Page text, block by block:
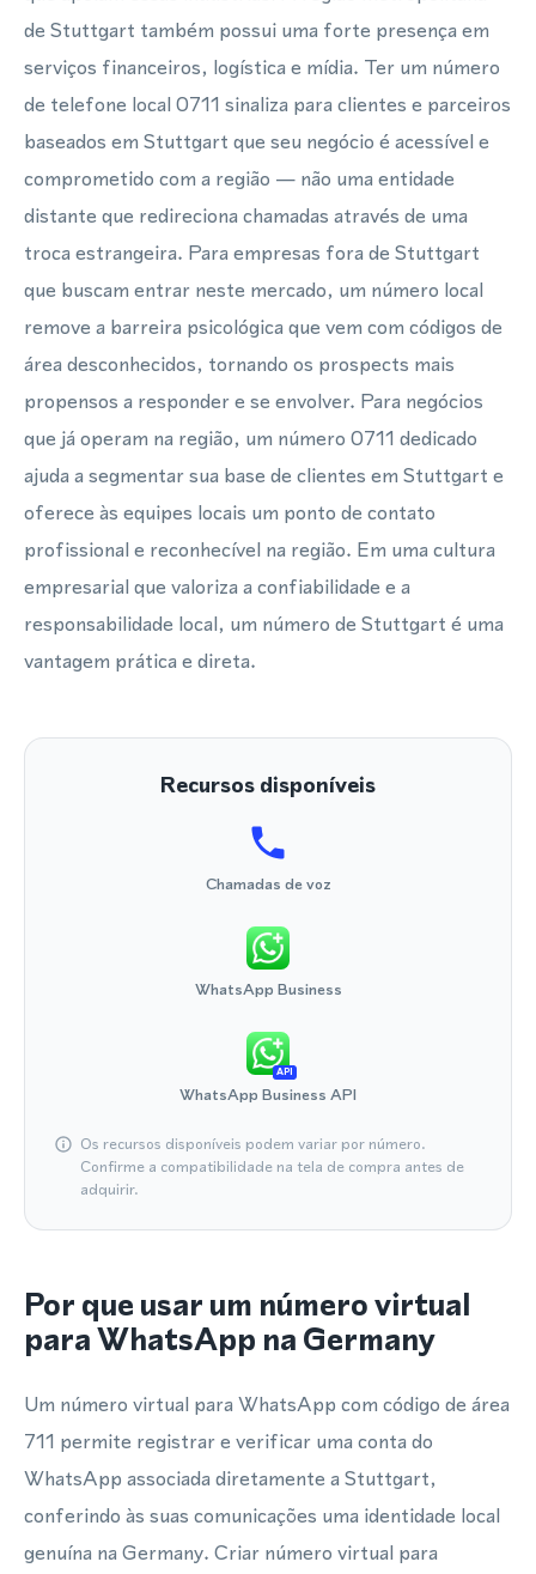
de Stuttgart também possui uma forte presença em
serviços financeiros, logística e mídia. Ter um número
de telefone local 0711 sinaliza para clientes e parceiros
baseados em Stuttgart que seu negócio é acessível e
comprometido com a região — não uma entidade
distante que redireciona chamadas através de uma
troca estrangeira. Para empresas fora de Stuttgart
que buscam entrar neste mercado, um número local
remove a barreira psicológica que vem com códigos de
área desconhecidos, tornando os prospects mais
propensos a responder e se envolver. Para negócios
que já operam na região, um número 0711 dedicado
ajuda a segmentar sua base de clientes em Stuttgart e
oferece às equipes locais um ponto de contato
profissional e reconhecível na região. Em uma cultura
empresarial que valoriza a confiabilidade e a
responsabilidade local, um número de Stuttgart é uma
vantagem prática e direta.
Recursos disponíveis
Chamadas de voz
WhatsApp Business
API
WhatsApp Business API
Os recursos disponíveis podem variar por número.
Confirme a compatibilidade na tela de compra antes de
adquirir.
Por que usar um número virtual
para WhatsApp na Germany
Um número virtual para WhatsApp com código de área
711 permite registrar e verificar uma conta do
WhatsApp associada diretamente a Stuttgart,
conferindo às suas comunicações uma identidade local
genuína na Germany. Criar número virtual para